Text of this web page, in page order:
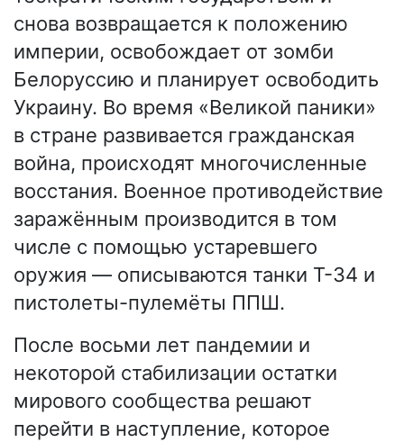
снова возвращается к положению
империи, освобождает от зомби
Белоруссию и планирует освободить
Украину. Во время «Великой паники»
в стране развивается гражданская
война, происходят многочисленные
восстания. Военное противодействие
заражённым производится в том
числе с помощью устаревшего
оружия — описываются танки Т-34 и
пистолеты-пулемёты ППШ.
После восьми лет пандемии и
некоторой стабилизации остатки
мирового сообщества решают
перейти в наступление, которое